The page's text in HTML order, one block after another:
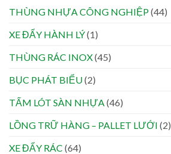
THÙNG NHỰA CÔNG NGHIỆP(44)
XE ĐẨY HÀNH LÝ(1)
THÙNG RÁC INOX(45)
BỤC PHÁT BIỂU(2)
TẤM LÓT SÀN NHỰA (46)
LỒNG TRỮ HÀNG – PALLET LƯỚI (2)
XE ĐẨY RÁC (64)